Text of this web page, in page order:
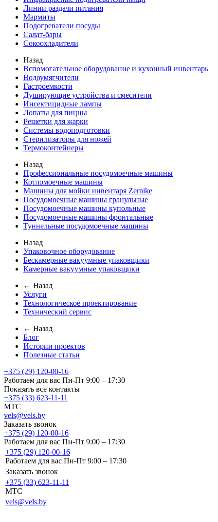
Линии раздачи питания
Мармиты
Подогреватели посуды
Салат-бары
Сокоохладители
Назад
Вспомогательное оборудование и кухонный инвентарь
Водоумягчители
Гастроемкости
Душирующие устройства и смесители
Инсектицидные лампы
Лопаты для пиццы
Решетки для жарки
Системы водоподготовки
Стерилизаторы для ножей
Термоконтейнеры
Назад
Профессиональные посудомоечные машины
Котломоечные машины
Машины для мойки инвентаря Zernike
Посудомоечные машины гранульные
Посудомоечные машины купольные
Посудомоечные машины фронтальные
Туннельные посудомоечные машины
Назад
Упаковочное оборудование
Бескамерные вакуумные упаковщики
Камерные вакуумные упаковщики
← Назад
Услуги
Технологическое проектирование
Технический сервис
← Назад
Блог
Истории проектов
Полезные статьи
+375 (29) 120-00-16
Работаем для вас Пн-Пт 9:00 – 17:30
Показать все контакты
+375 (33) 623-11-11
MTC
vels@vels.by
Заказать звонок
+375 (29) 120-00-16
Работаем для вас Пн-Пт 9:00 – 17:30
+375 (29) 120-00-16
Работаем для вас Пн-Пт 9:00 – 17:30
Заказать звонок
+375 (33) 623-11-11
MTC
vels@vels.by